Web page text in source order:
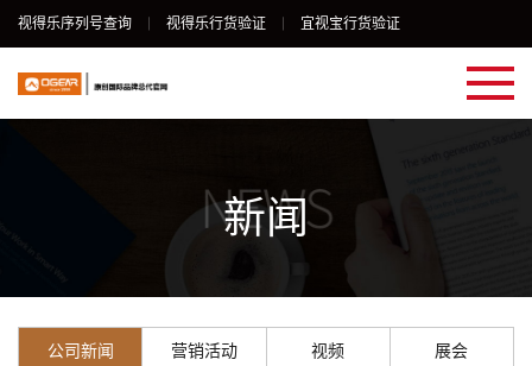
视得乐序列号查询 视得乐行货验证 宜视宝行货验证
新闻
公司新闻 营销活动 视频 展会